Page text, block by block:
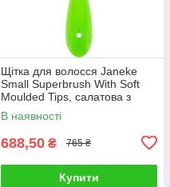
Щітка для волосся Janeke
Small Superbrush With Soft
Moulded Tips, салатова з
малиновим (86SP234 VER)
В наявності
688,50 ₴ 765 ₴
Купити